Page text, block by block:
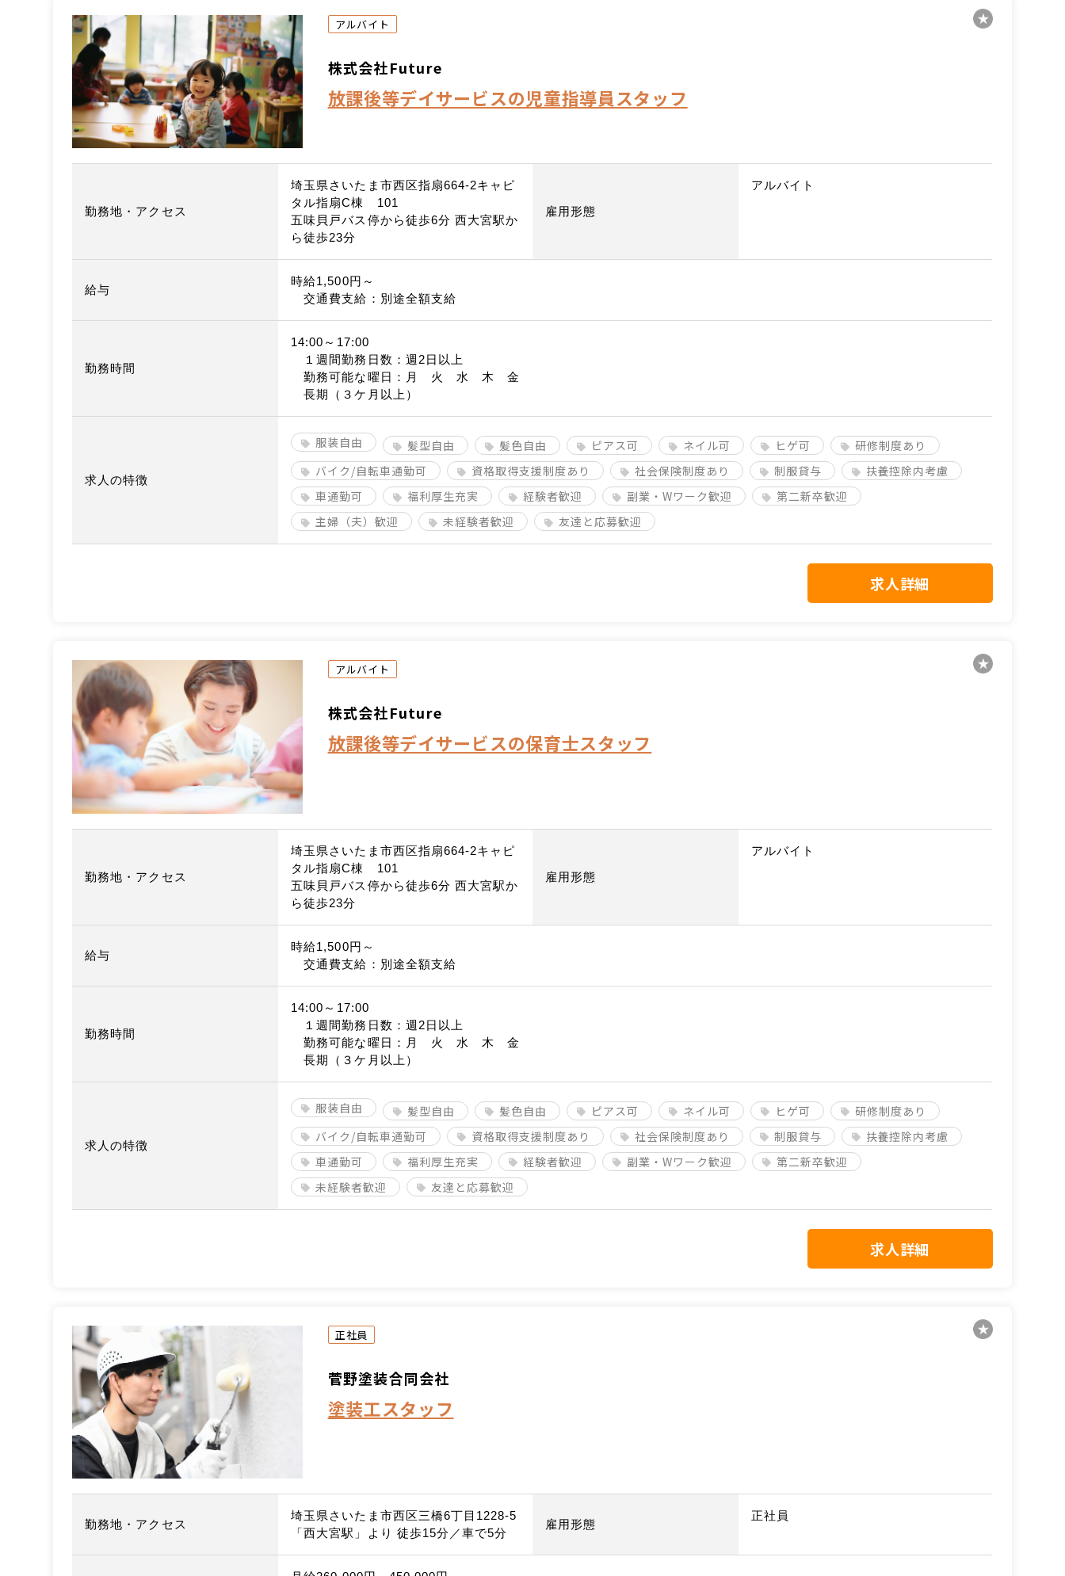
アルバイト
株式会社Future
放課後等デイサービスの児童指導員スタッフ
勤務地・アクセス
埼玉県さいたま市西区指扇664‐2キャピ
タル指扇C棟 101
五味貝戸バス停から徒歩6分 西大宮駅か
ら徒歩23分
雇用形態
アルバイト
給与
時給1,500円～
交通費支給：別途全額支給
勤務時間
14:00～17:00
１週間勤務日数：週2日以上
勤務可能な曜日：月 火 水 木 金
長期（３ケ月以上）
求人の特徴
服装自由 髪型自由 髪色自由 ピアス可 ネイル可 ヒゲ可
研修制度あり
バイク/自転車通勤可
資格取得支援制度あり 社会保険制度あり 制服貸与
扶養控除内考慮
車通勤可
福利厚生充実 経験者歓迎 副業・Wワーク歓迎
第二新卒歓迎
主婦（夫）歓迎
未経験者歓迎 友達と応募歓迎
求人詳細
アルバイト
株式会社Future
放課後等デイサービスの保育士スタッフ
勤務地・アクセス
埼玉県さいたま市西区指扇664‐2キャピ
タル指扇C棟 101
五味貝戸バス停から徒歩6分 西大宮駅か
ら徒歩23分
雇用形態
アルバイト
給与
時給1,500円～
交通費支給：別途全額支給
勤務時間
14:00～17:00
１週間勤務日数：週2日以上
勤務可能な曜日：月 火 水 木 金
長期（３ケ月以上）
求人の特徴
服装自由 髪型自由 髪色自由 ピアス可 ネイル可 ヒゲ可
研修制度あり
バイク/自転車通勤可
資格取得支援制度あり 社会保険制度あり 制服貸与
扶養控除内考慮
車通勤可
福利厚生充実 経験者歓迎 副業・Wワーク歓迎
第二新卒歓迎
未経験者歓迎
友達と応募歓迎
求人詳細
正社員
菅野塗装合同会社
塗装工スタッフ
勤務地・アクセス
埼玉県さいたま市西区三橋6丁目1228-5
「西大宮駅」より 徒歩15分／車で5分
雇用形態
正社員